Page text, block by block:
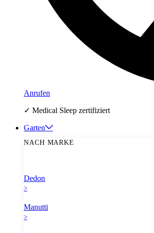
Anrufen
✓ Medical Sleep zertifiziert
Garten
NACH MARKE
Dedon
>
Manutti
>